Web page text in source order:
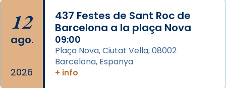
View on Facebook · Share
12
ago.
2026
437 Festes de Sant Roc de
Barcelona a la plaça Nova
09:00
Plaça Nova, Ciutat Vella, 08002
Barcelona, Espanya
+ info